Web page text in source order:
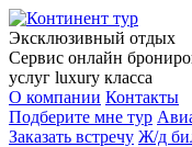
Эксклюзивный отдых
Сервис онлайн
услуг luxury класса
О компании Контакты
Подберите мне тур
Заказать встречу Ж/д